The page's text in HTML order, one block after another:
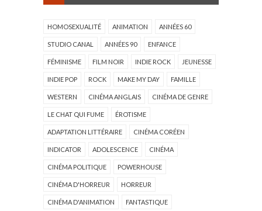
HOMOSEXUALITÉ ANIMATION ANNÉES 60
STUDIO CANAL ANNÉES 90 ENFANCE
FÉMINISME FILM NOIR INDIE ROCK JEUNESSE
INDIE POP ROCK MAKE MY DAY FAMILLE
WESTERN CINÉMA ANGLAIS CINÉMA DE GENRE
LE CHAT QUI FUME ÉROTISME
ADAPTATION LITTÉRAIRE CINÉMA CORÉEN
INDICATOR ADOLESCENCE CINÉMA
CINÉMA POLITIQUE POWERHOUSE
CINÉMA D'HORREUR HORREUR
CINÉMA D'ANIMATION FANTASTIQUE